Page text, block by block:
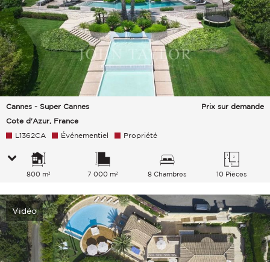
Cannes - Super Cannes
Cote d'Azur, France
Prix sur demande
L1362CA Événementiel Propriété
800 m² 7 000 m² 8 Chambres 10 Pièces
Vidéo